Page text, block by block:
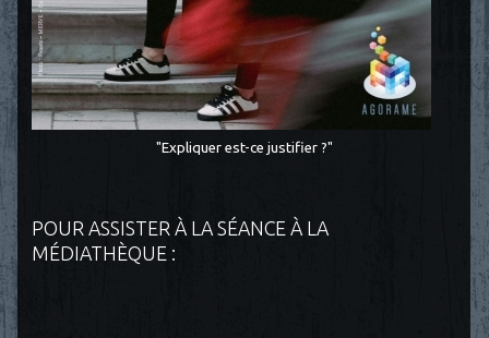
"Expliquer est-ce justifier ?"
POUR ASSISTER À LA SÉANCE À LA
MÉDIATHÈQUE :